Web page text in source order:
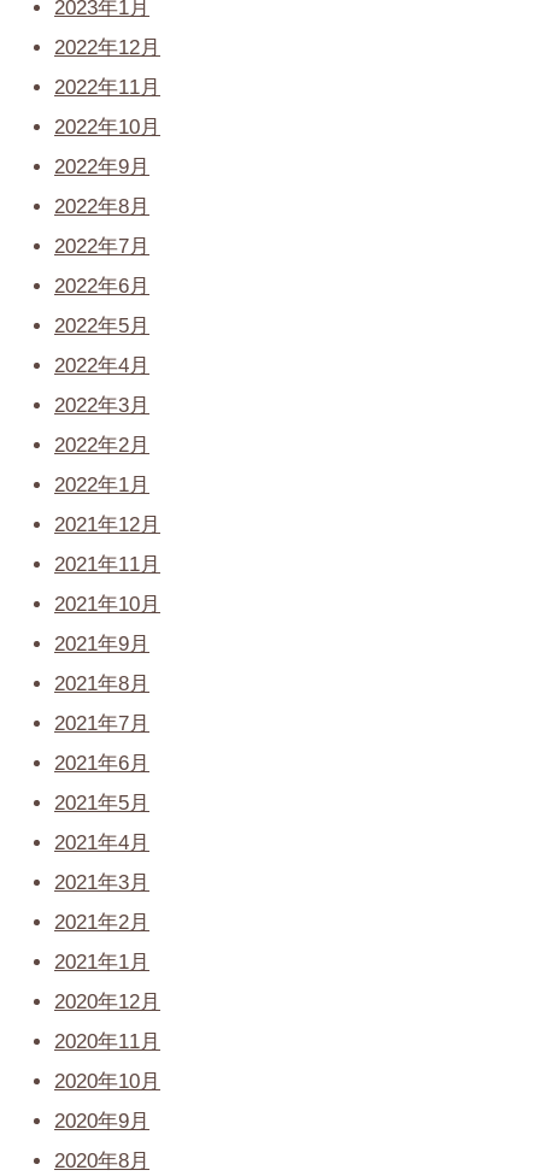
2023年1月
2022年12月
2022年11月
2022年10月
2022年9月
2022年8月
2022年7月
2022年6月
2022年5月
2022年4月
2022年3月
2022年2月
2022年1月
2021年12月
2021年11月
2021年10月
2021年9月
2021年8月
2021年7月
2021年6月
2021年5月
2021年4月
2021年3月
2021年2月
2021年1月
2020年12月
2020年11月
2020年10月
2020年9月
2020年8月